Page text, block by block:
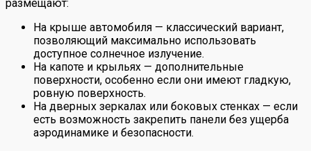
размещают:
На крыше автомобиля — классический вариант,
позволяющий максимально использовать
доступное солнечное излучение.
На капоте и крыльях — дополнительные
поверхности, особенно если они имеют гладкую,
ровную поверхность.
На дверных зеркалах или боковых стенках — если
есть возможность закрепить панели без ущерба
аэродинамике и безопасности.